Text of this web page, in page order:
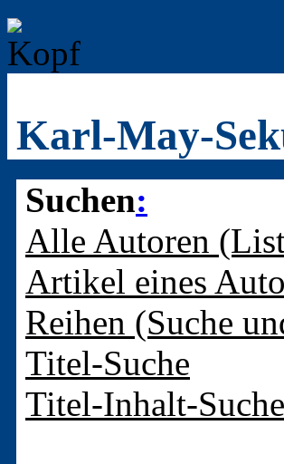
Karl-May-
Suchen:
Alle Autoren
Artikel eines
Reihen (Suche
Titel-Suche
Titel-Inhalt-